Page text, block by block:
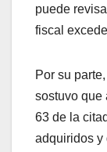
puede
fiscal
Por su
sostuvo que
63 de la
adquiridos y